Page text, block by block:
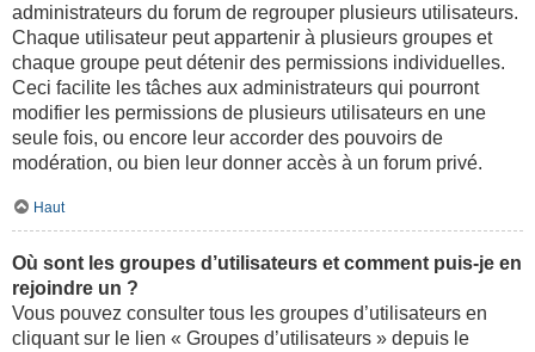
administrateurs du forum de regrouper plusieurs utilisateurs.
Chaque utilisateur peut appartenir à plusieurs groupes et
chaque groupe peut détenir des permissions individuelles.
Ceci facilite les tâches aux administrateurs qui pourront
modifier les permissions de plusieurs utilisateurs en une
seule fois, ou encore leur accorder des pouvoirs de
modération, ou bien leur donner accès à un forum privé.
Haut
Où sont les groupes d’utilisateurs et comment puis-je en
rejoindre un ?
Vous pouvez consulter tous les groupes d’utilisateurs en
cliquant sur le lien « Groupes d’utilisateurs » depuis le